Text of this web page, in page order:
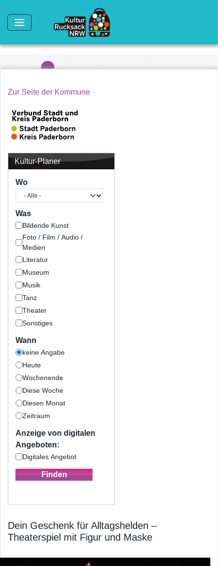
Zur Seite der Kommune
Kultur-Planer
Wo
Was
Bildende Kunst
Foto / Film / Audio /
Medien
Literatur
Museum
Musik
Tanz
Theater
Sonstiges
Wann
keine Angabe
Heute
Wochenende
Diese Woche
Diesen Monat
Zeitraum
Anzeige von digitalen
Angeboten:
Digitales Angebot
Dein Geschenk für Alltagshelden –
Theaterspiel mit Figur und Maske